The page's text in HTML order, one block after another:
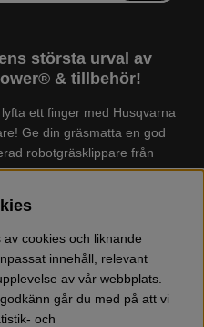
största urval av
& tillbehör!
ett finger med Husqvarna
Ge din gräsmatta en god
robotgräsklippare från
Automower®för just din
tillbehör och reservdelar till
Vi säljer även
så som:
röjsåg, häcksax,
dammsugare, snöslunga,
mm. Välkommen till oss!
cookies och liknande
innehåll, relevant
av vår webbplats.
går du med på att vi
och